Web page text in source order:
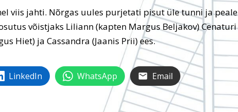
viis jahti. Nõrgas uules purjetati pisut üle tunni ja peale
võistjaks Liliann (kapten Margus Beljakov) Cenaturi
Hiet) ja Cassandra (Jaanis Prii) ees.
LinkedIn WhatsApp Email